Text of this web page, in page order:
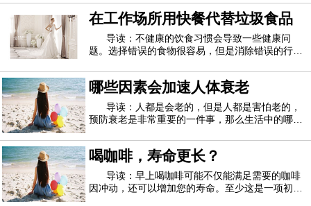
锁定期间将体重保持在适当的位置。如果您执行减
肥任务，牛奶就是敌人。除了治疗宿醉，黑咖啡还
可以帮助减轻体重。另一方面，柠檬中富含维
在工作场所用快餐代替垃圾食品
导读：不健康的饮食习惯会导致一些健康问
题。选择错误的食物很容易，但是消除错误的行为
健康食品的人吃不健康的食物会增加患糖尿病和心
脏病的风险。饮食不健康也会随着时间的流逝而导
致肥胖。必须提高对因选择不健康食物而引起的
哪些因素会加速人体衰老
导读：人都是会老的，但是人都是害怕老的，
预防衰老是非常重要的一件事，那么生活中的哪些
每餐吃个七八分饱就足够了，不要吃得过饱，吃得
过饱或者过撑很容易引发肠胃方面的疾病，甚至出
现代谢综合症，女性经常吃得过饱还会导致卵
喝咖啡，寿命更长？
导读：早上喝咖啡可能不仅能满足需要的咖啡
因冲动，还可以增加您的寿命。至少这是一项初步